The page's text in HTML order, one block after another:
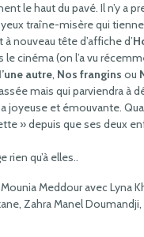
le haut du pavé. Il n’y a
traîne-misère qui
à nouveau tête d’affiche d’
cinéma (on l’a vu
autre, Nos frangins ou
mais qui parviendra à
et émouvante.
» depuis que ses deux
rien qu’à elles..
Meddour avec Lyna
Zahra Manel